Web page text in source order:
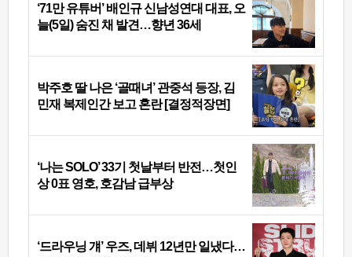
‘71만 유튜버’ 배인규 신남성연대 대표, 오
늘(5일) 숨진 채 발견…향년 36세
박주호 딸 나은 ‘골때녀’ 관중석 등장, 김
민재 복제인간 보고 혼란 [결정적장면]
‘나는 SOLO’ 33기 첫날부터 반전…첫인
상 0표 영호, 호감남 급부상
‘드라우닝 걔’ 우즈, 데뷔 12년만 일냈다…